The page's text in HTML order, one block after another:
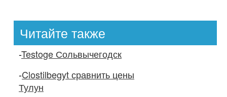
Читайте также
-Testoge Сольвычегодск
-Clostilbegyt сравнить цены
Тулун